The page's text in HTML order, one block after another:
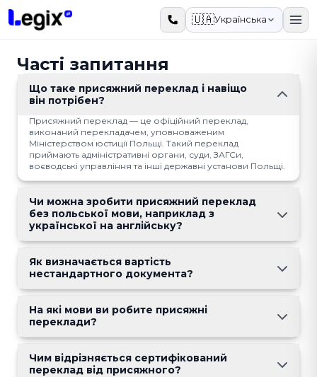
До основного вмісту
🇺🇦Українська
Часті запитання
Що таке присяжний переклад і навіщо
він потрібен?
Присяжний переклад — це офіційний переклад,
виконаний перекладачем, уповноваженим
Міністерством юстиції Польщі. Такий переклад
приймають адміністративні органи, суди, ЗАГСи,
воєводські управління та інші державні установи Польщі.
Чи можна зробити присяжний переклад
без польської мови, наприклад з
української на англійську?
Як визначається вартість
нестандартного документа?
На які мови ви робите присяжні
переклади?
Чим відрізняється сертифікований
переклад від присяжного?